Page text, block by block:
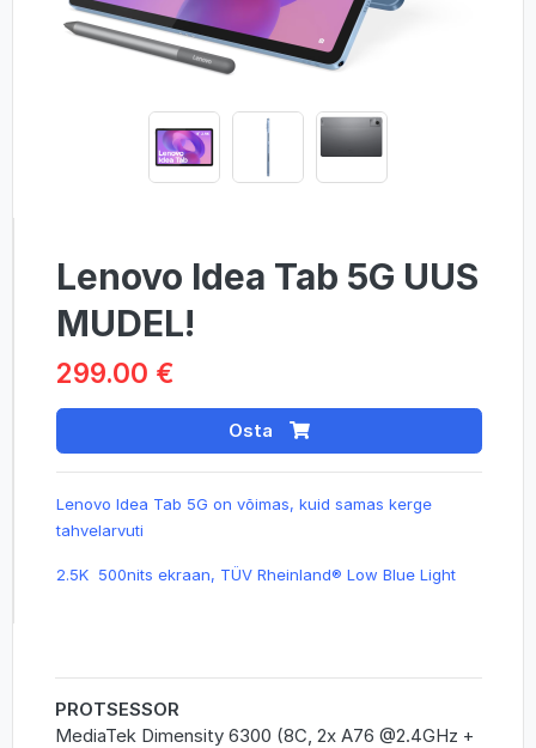
Lenovo Idea Tab 5G UUS
MUDEL!
299.00 €
Osta
Lenovo Idea Tab 5G on võimas, kuid samas kerge
tahvelarvuti
2.5K 500nits ekraan, TÜV Rheinland® Low Blue Light
PROTSESSOR
MediaTek Dimensity 6300 (8C, 2x A76 @2.4GHz +